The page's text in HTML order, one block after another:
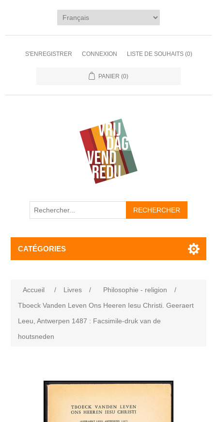
S'ENREGISTRER CONNEXION LISTE DE SOUHAITS (0)
PANIER (0)
CATÉGORIES
Accueil / Livres / Philosophie - religion
/
Tboeck Vanden Leven Ons Heeren Iesu Christi. Geeraert
Leeu, Antwerpen 1487 : Facsimile-druk van de
houtsneden